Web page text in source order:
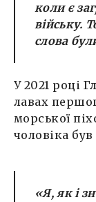
коли є
війську.
слова
У 2021 році
лавах
морської
чоловіка
«Я, як і